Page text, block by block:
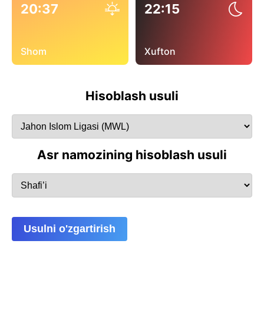
20:37
Shom
22:15
Xufton
Hisoblash usuli
Asr namozining hisoblash usuli
Usulni o'zgartirish